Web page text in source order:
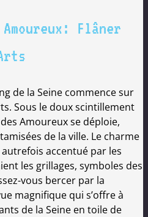
Amoureux: Flâner
de la Seine commence sur
Sous le doux scintillement
Amoureux se déploie,
de la ville. Le charme
accentué par les
les grillages, symboles des
vous bercer par la
magnifique qui s’offre à
de la Seine en toile de